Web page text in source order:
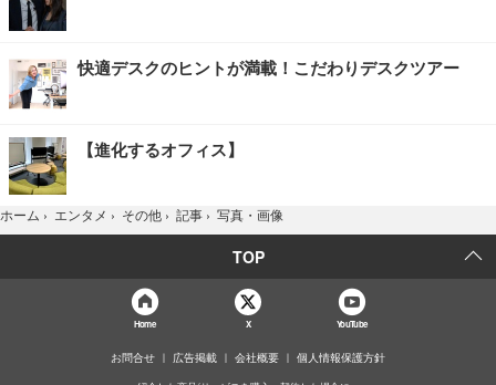
快適デスクのヒントが満載！こだわりデスクツアー
【進化するオフィス】
ホーム › エンタメ › その他 › 記事 › 写真・画像
TOP
Home X YouTube
お問合せ 広告掲載 会社概要 個人情報保護方針